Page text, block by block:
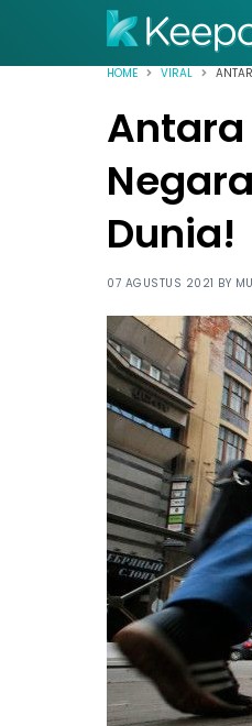
HOME VIRAL
Dunia!
07 AGUSTUS 2021 BY